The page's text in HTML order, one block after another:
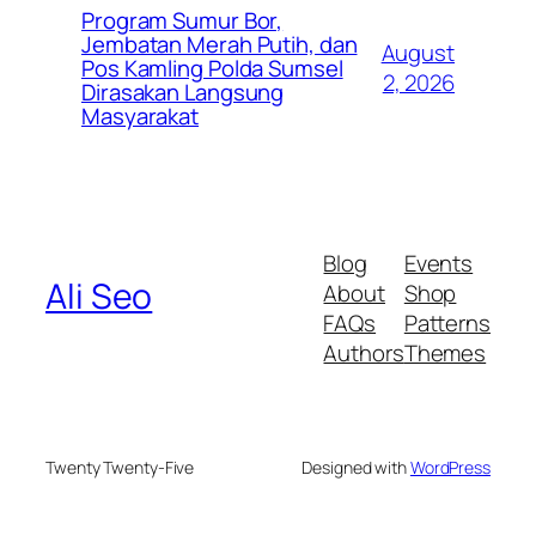
Program Sumur Bor,
Jembatan Merah Putih, dan
Pos Kamling Polda Sumsel
Dirasakan Langsung
Masyarakat
August
2, 2026
Ali Seo
Blog
About
FAQs
Authors
Events
Shop
Patterns
Themes
Twenty Twenty-Five Designed withWordPress